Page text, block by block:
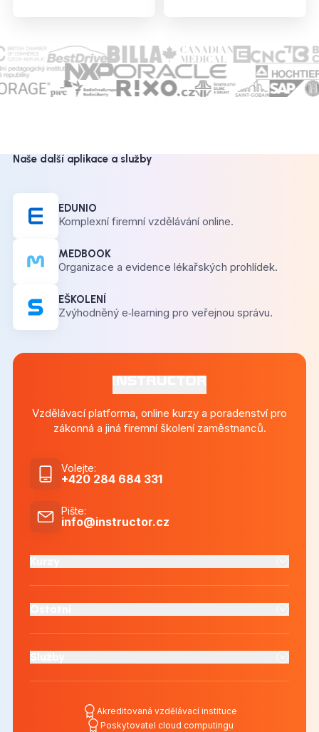
Naše další aplikace a služby
EDUNIO
Komplexní firemní vzdělávání online.
MEDBOOK
Organizace a evidence lékařských prohlídek.
EŠKOLENÍ
Zvýhodněný e‑learning pro veřejnou správu.
Vzdělávací platforma, online kurzy a poradenství pro
zákonná a jiná firemní školení zaměstnanců.
Volejte:
+420 284 684 331
Pište:
info@instructor.cz
Akreditovaná vzdělávací instituce
Poskytovatel cloud computingu